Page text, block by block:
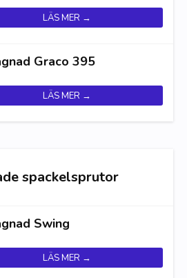
LÄS MER →
Graco 395
LÄS MER →
spackelsprutor
Swing
LÄS MER →